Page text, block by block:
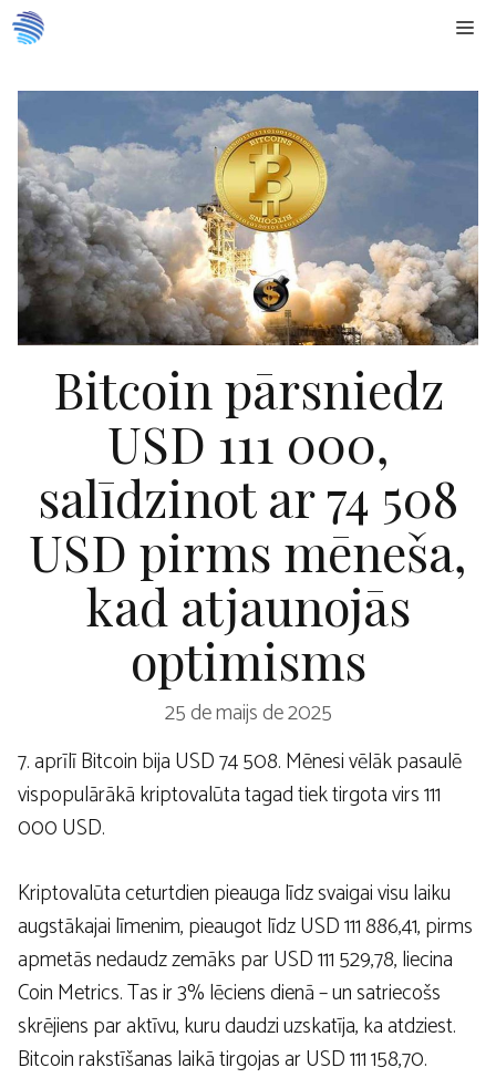
Doties
uz
Bitcoin pārsniedz
USD 111 000,
salīdzinot ar 74 508
USD pirms mēneša,
kad atjaunojās
optimisms
25 de maijs de 2025
7. aprīlī Bitcoin bija USD 74 508. Mēnesi vēlāk pasaulē
vispopulārākā kriptovalūta tagad tiek tirgota virs 111
000 USD.
Kriptovalūta ceturtdien pieauga līdz svaigai visu laiku
augstākajai līmenim, pieaugot līdz USD 111 886,41, pirms
apmetās nedaudz zemāks par USD 111 529,78, liecina
Coin Metrics. Tas ir 3% lēciens dienā – un satriecošs
skrējiens par aktīvu, kuru daudzi uzskatīja, ka atdziest.
Bitcoin rakstīšanas laikā tirgojas ar USD 111 158,70.